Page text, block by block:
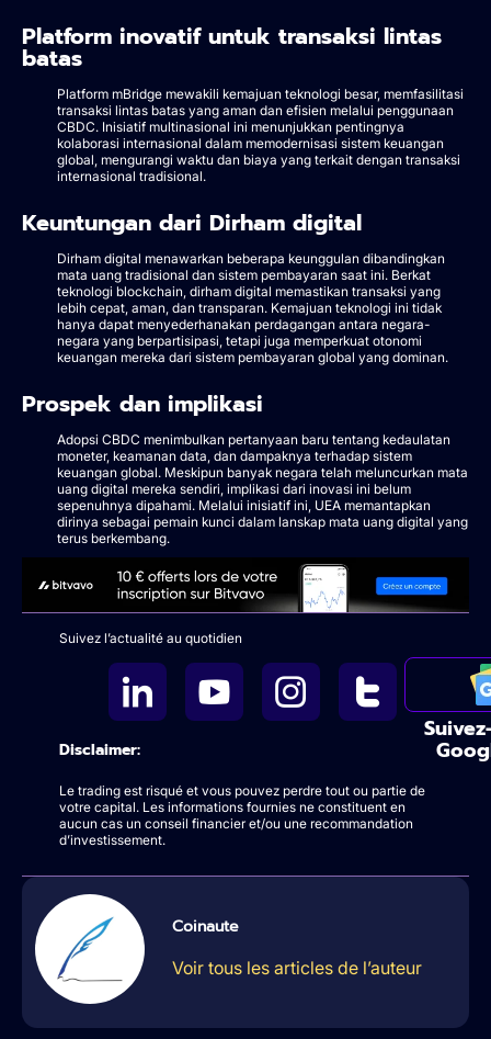
Platform inovatif untuk transaksi lintas
batas
Platform mBridge mewakili kemajuan teknologi besar, memfasilitasi
transaksi lintas batas yang aman dan efisien melalui penggunaan
CBDC. Inisiatif multinasional ini menunjukkan pentingnya
kolaborasi internasional dalam memodernisasi sistem keuangan
global, mengurangi waktu dan biaya yang terkait dengan transaksi
internasional tradisional.
Keuntungan dari Dirham digital
Dirham digital menawarkan beberapa keunggulan dibandingkan
mata uang tradisional dan sistem pembayaran saat ini. Berkat
teknologi blockchain, dirham digital memastikan transaksi yang
lebih cepat, aman, dan transparan. Kemajuan teknologi ini tidak
hanya dapat menyederhanakan perdagangan antara negara-
negara yang berpartisipasi, tetapi juga memperkuat otonomi
keuangan mereka dari sistem pembayaran global yang dominan.
Prospek dan implikasi
Adopsi CBDC menimbulkan pertanyaan baru tentang kedaulatan
moneter, keamanan data, dan dampaknya terhadap sistem
keuangan global. Meskipun banyak negara telah meluncurkan mata
uang digital mereka sendiri, implikasi dari inovasi ini belum
sepenuhnya dipahami. Melalui inisiatif ini, UEA memantapkan
dirinya sebagai pemain kunci dalam lanskap mata uang digital yang
terus berkembang.
Suivez l’actualité au quotidien
Disclaimer:
Le trading est risqué et vous pouvez perdre tout ou partie de
votre capital. Les informations fournies ne constituent en
aucun cas un conseil financier et/ou une recommandation
d’investissement.
Coinaute
Voir tous les articles de l’auteur